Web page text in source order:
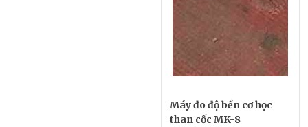
Máy đo độ bền cơ học
than cốc MK-8